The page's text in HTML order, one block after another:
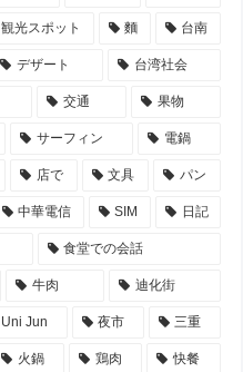
観光スポット 麵 台南
デザート 台湾社会
交通 果物
サーフィン 電鍋
店で 文具 パン
中華電信 SIM 日記
食堂での会話
牛肉 迪化街
Uni Jun 夜市 三重
火鍋 鶏肉 快餐